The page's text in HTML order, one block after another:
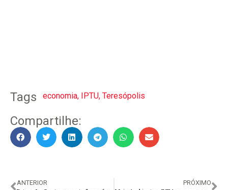
Tags economia, IPTU, Teresópolis
Compartilhe:
ANTERIOR
PRÓXIMO